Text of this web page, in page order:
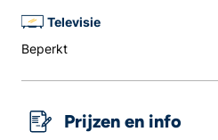
Televisie
Beperkt
Prijzen en info